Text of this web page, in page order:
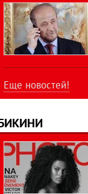
Еще новостей!